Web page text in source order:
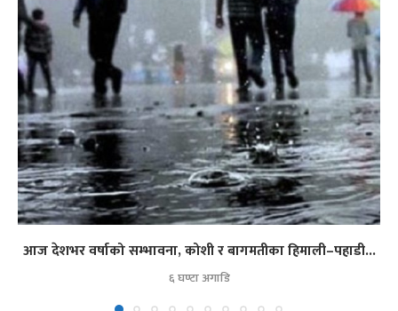
आज देशभर वर्षाको सम्भावना, कोशी र बागमतीका हिमाली–पहाडी...
६ घण्टा अगाडि